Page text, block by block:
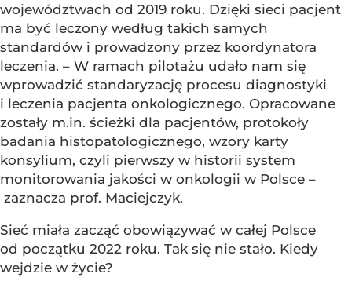
województwach od 2019 roku. Dzięki sieci pacjent
ma być leczony według takich samych
standardów i prowadzony przez koordynatora
leczenia. – W ramach pilotażu udało nam się
wprowadzić standaryzację procesu diagnostyki
i leczenia pacjenta onkologicznego. Opracowane
zostały m.in. ścieżki dla pacjentów, protokoły
badania histopatologicznego, wzory karty
konsylium, czyli pierwszy w historii system
monitorowania jakości w onkologii w Polsce –
zaznacza prof. Maciejczyk.
Sieć miała zacząć obowiązywać w całej Polsce
od początku 2022 roku. Tak się nie stało. Kiedy
wejdzie w życie?